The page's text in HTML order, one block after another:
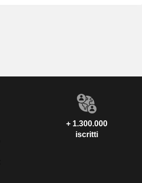
+ 1.300.000
iscritti